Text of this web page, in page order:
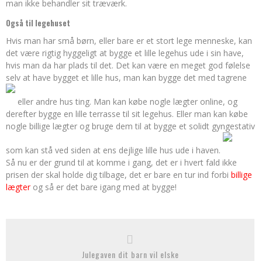
man ikke behandler sit træværk.
Også til legehuset
Hvis man har små børn, eller bare er et stort lege menneske, kan
det være rigtig hyggeligt at bygge et lille legehus ude i sin have,
hvis man da har plads til det. Det kan være en meget god følelse
selv at have bygget et lille hus, man kan bygge det med tagrene
eller andre hus ting. Man kan købe nogle lægter online, og
derefter bygge en lille terrasse til sit legehus. Eller man kan købe
nogle billige lægter og bruge dem til at bygge et solidt gyngestativ
som kan stå ved siden at ens dejlige lille hus ude i haven.
Så nu er der grund til at komme i gang, det er i hvert fald ikke
prisen der skal holde dig tilbage, det er bare en tur ind forbi billige
lægterog så er det bare igang med at bygge!
Julegaven dit barn vil elske